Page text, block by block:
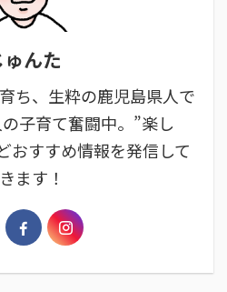
ゅんた
ち、生粋の鹿児島県人で
子育て奮闘中。”楽し
おすすめ情報を発信して
ます！